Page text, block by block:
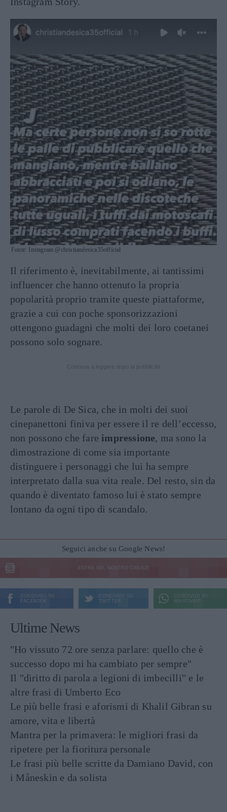
Fonte: Instagram @christiandesica35official
Il riferimento è, inevitabilmente, ai tantissimi
influencer che hanno ottenuto la propria
popolarità proprio tramite queste piattaforme,
grazie a cui con poche sponsorizzazioni
ottengono guadagni che molti dei loro coetanei
possono solo sognare.
Le parole di De Sica, che in molti dei suoi
cinepanettoni finiva per essere il re dell’eccesso,
non possono che fare impressione, ma sono la
dimostrazione di come sia importante
distinguere i personaggi che lui ha sempre
interpretato dalla sua vita reale. Del resto, sin da
quando è diventato famoso lui è stato sempre
lontano da ogni tipo di scandalo.
Seguici anche su Google News!
ENTRA NEL NOSTRO CANALE
CONDIVIDI SU
FACEBOOK
CONDIVIDI SU
TWITTER
CONDIVIDI SU
WHATSAPP
Ultime News
"Ho vissuto 72 ore senza parlare: quello che è
successo dopo mi ha cambiato per sempre"
Il "diritto di parola a legioni di imbecilli" e le
altre frasi di Umberto Eco
Le più belle frasi e aforismi di Khalil Gibran su
amore, vita e libertà
Mantra per la primavera: le migliori frasi da
ripetere per la fioritura personale
Le frasi più belle scritte da Damiano David, con
i Måneskin e da solista